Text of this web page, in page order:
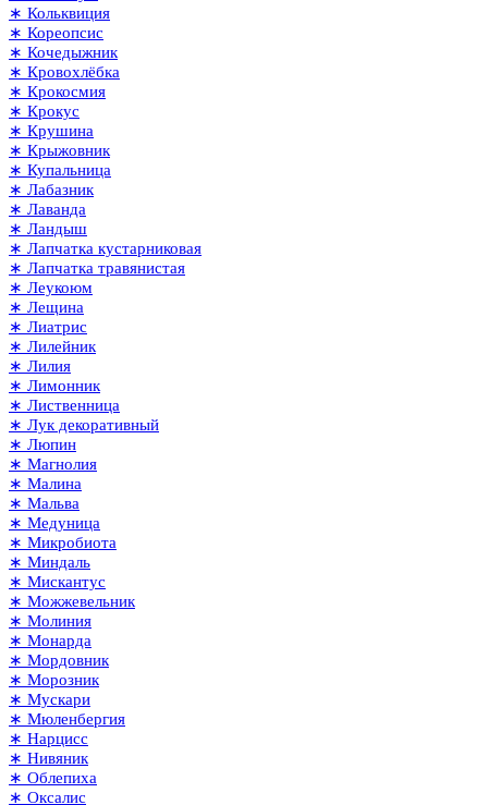
∗ Кольквиция
∗ Кореопсис
∗ Кочедыжник
∗ Кровохлёбка
∗ Крокосмия
∗ Крокус
∗ Крушина
∗ Крыжовник
∗ Купальница
∗ Лабазник
∗ Лаванда
∗ Ландыш
∗ Лапчатка кустарниковая
∗ Лапчатка травянистая
∗ Леукоюм
∗ Лещина
∗ Лиатрис
∗ Лилейник
∗ Лилия
∗ Лимонник
∗ Лиственница
∗ Лук декоративный
∗ Люпин
∗ Магнолия
∗ Малина
∗ Мальва
∗ Медуница
∗ Микробиота
∗ Миндаль
∗ Мискантус
∗ Можжевельник
∗ Молиния
∗ Монарда
∗ Мордовник
∗ Морозник
∗ Мускари
∗ Мюленбергия
∗ Нарцисс
∗ Нивяник
∗ Облепиха
∗ Оксалис